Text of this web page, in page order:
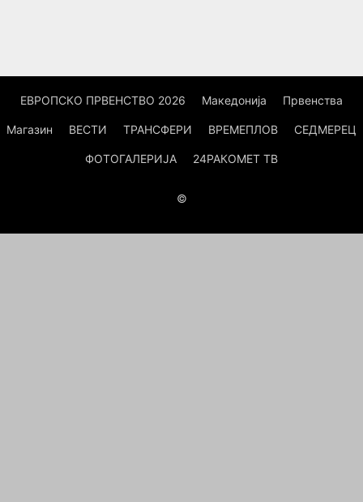
ЕВРОПСКО ПРВЕНСТВО 2026 Македонија Првенства
Магазин ВЕСТИ ТРАНСФЕРИ ВРЕМЕПЛОВ СЕДМЕРЕЦ
ФОТОГАЛЕРИЈА 24РАКОМЕТ ТВ
©